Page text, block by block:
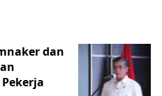
dan